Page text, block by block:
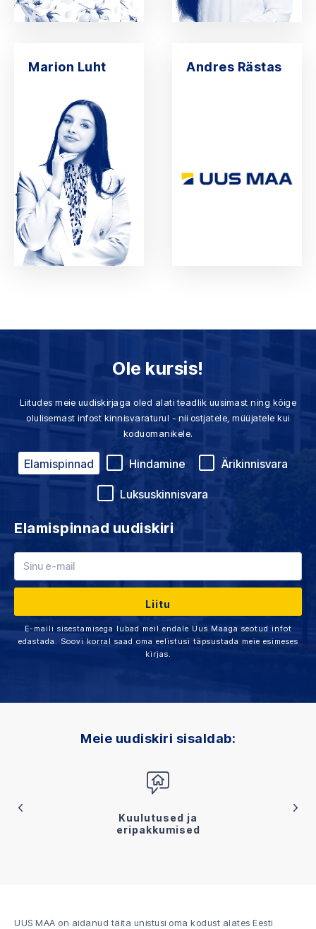
Marion Luht Andres Rästas
Ole kursis!
Liitudes meie uudiskirjaga oled alati teadlik uusimast ning kõige
olulisemast infost kinnisvaraturul - nii ostjatele, müüjatele kui
koduomanikele.
Elamispinnad Hindamine Ärikinnisvara
Luksuskinnisvara
Elamispinnad uudiskiri
E-maili sisestamisega lubad meil endale Uus Maaga seotud infot
edastada. Soovi korral saad oma eelistusi täpsustada meie esimeses
kirjas.
Meie uudiskiri sisaldab:
Kuulutused ja
eripakkumised
UUS MAA on aidanud täita unistusi oma kodust alates Eesti